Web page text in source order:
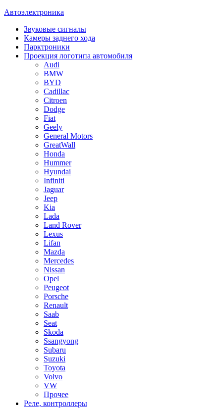
Автоэлектроника
Звуковые сигналы
Камеры заднего хода
Парктроники
Проекция логотипа автомобиля
Audi
BMW
BYD
Cadillac
Citroen
Dodge
Fiat
Geely
General Motors
GreatWall
Honda
Hummer
Hyundai
Infiniti
Jaguar
Jeep
Kia
Lada
Land Rover
Lexus
Lifan
Mazda
Mercedes
Nissan
Opel
Peugeot
Porsche
Renault
Saab
Seat
Skoda
Ssangyong
Subaru
Suzuki
Toyota
Volvo
VW
Прочее
Реле, контроллеры